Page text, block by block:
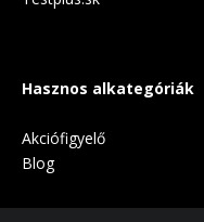
Hasznos alkategóriák
Akciófigyelő
Blog